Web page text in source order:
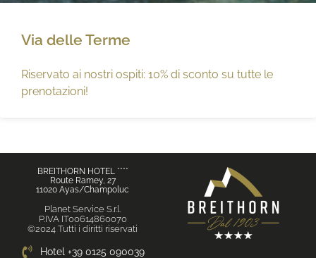
Via delle Terme
Riservato ai nostri ospiti: 10% di sconto su tutte le
prenotazioni!
BREITHORN HOTEL ****
Route Ramey, 27
11020 Ayas/Champoluc
Planet Service S.r.l.
P.IVA IT00614860070
©2024 Tutti i diritti riservati
Hotel +39 0125 090039